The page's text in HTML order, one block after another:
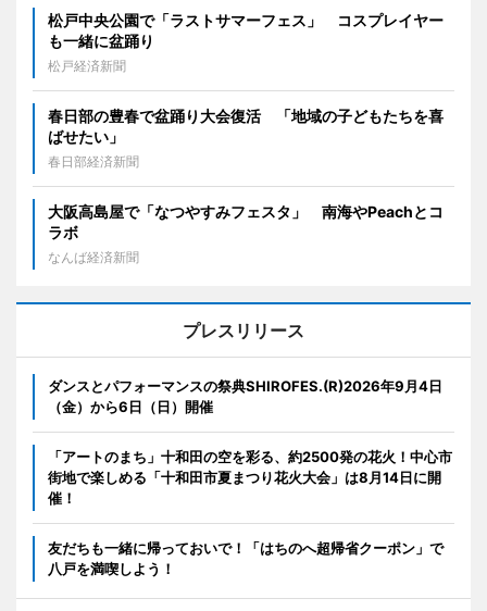
松戸中央公園で「ラストサマーフェス」 コスプレイヤー
も一緒に盆踊り
松戸経済新聞
春日部の豊春で盆踊り大会復活 「地域の子どもたちを喜
ばせたい」
春日部経済新聞
大阪高島屋で「なつやすみフェスタ」 南海やPeachとコ
ラボ
なんば経済新聞
プレスリリース
ダンスとパフォーマンスの祭典SHIROFES.(R)2026年9月4日
（金）から6日（日）開催
「アートのまち」十和田の空を彩る、約2500発の花火！中心市
街地で楽しめる「十和田市夏まつり花火大会」は8月14日に開
催！
友だちも一緒に帰っておいで！「はちのへ超帰省クーポン」で
八戸を満喫しよう！